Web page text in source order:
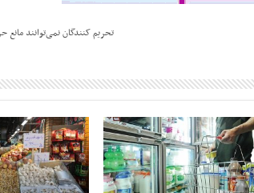
تحریم کنندگان نمی‌توانند مانع